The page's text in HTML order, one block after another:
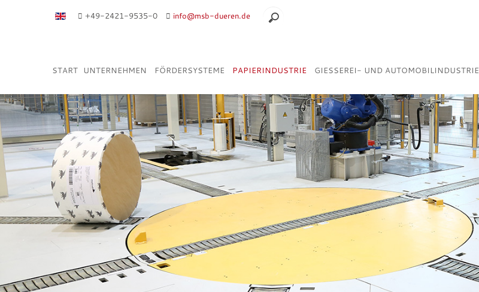
+49-2421-9535-0 info@msb-dueren.de
START UNTERNEHMEN FÖRDERSYSTEME PAPIERINDUSTRIE GIESSEREI- UND AUTOMOBILINDUSTRIE